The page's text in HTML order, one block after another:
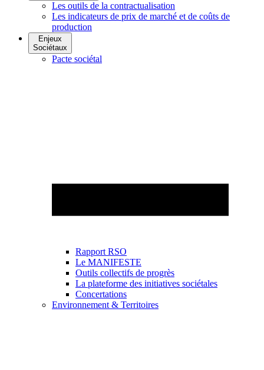
Les outils de la contractualisation
Les indicateurs de prix de marché et de coûts de
production
Enjeux
Sociétaux
Pacte sociétal
Rapport RSO
Le MANIFESTE
Outils collectifs de progrès
La plateforme des initiatives sociétales
Concertations
Environnement & Territoires